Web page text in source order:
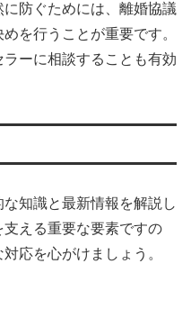
防ぐためには、離婚協議
を行うことが重要です。
ーに相談することも有効
知識と最新情報を解説し
える重要な要素ですの
応を心がけましょう。